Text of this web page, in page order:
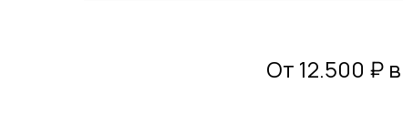
От 12.500 ₽